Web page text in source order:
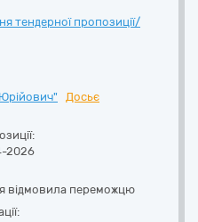
тендерної пропозиції/
Досьє
2026
відмовила переможцю